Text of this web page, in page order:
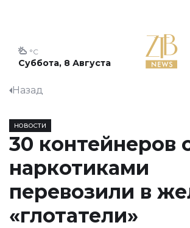
Суббота, 8 Августа
°C
Назад
НОВОСТИ
30 контейнеров
наркотиками
перевозили в
«глотатели»